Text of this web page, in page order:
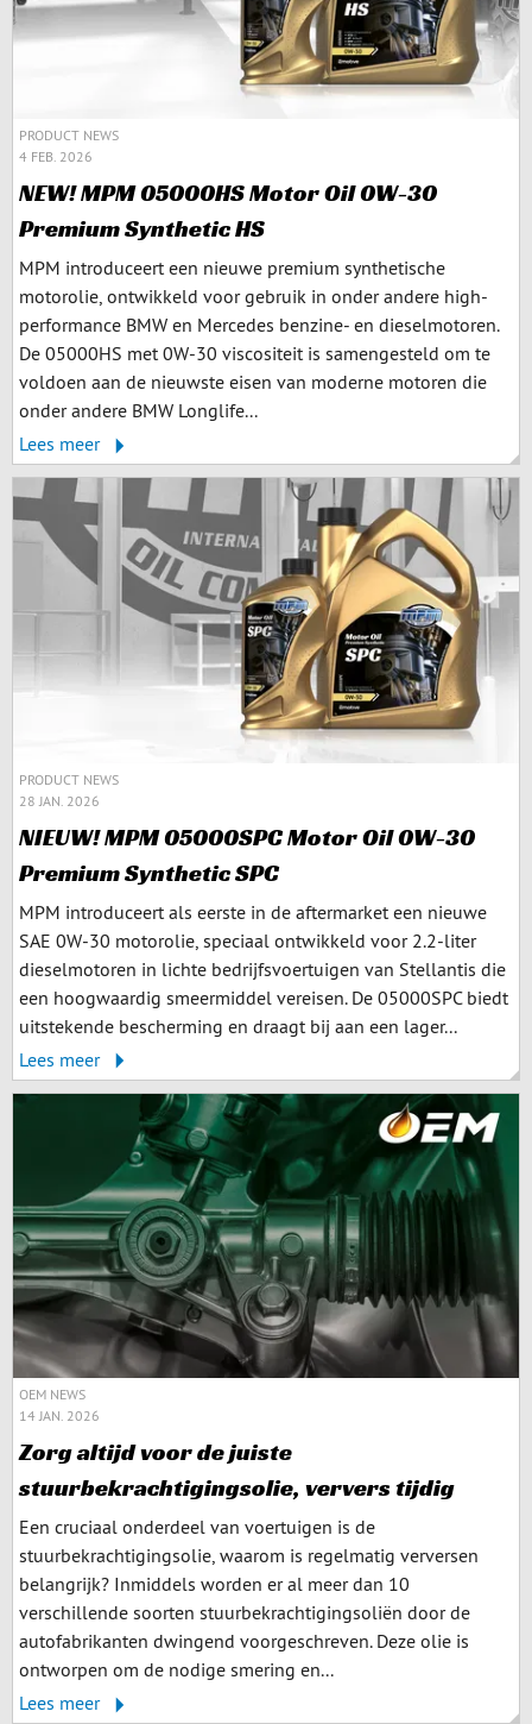
PRODUCT NEWS
4 FEB. 2026
NEW! MPM 05000HS Motor Oil 0W-30
Premium Synthetic HS
MPM introduceert een nieuwe premium synthetische
motorolie, ontwikkeld voor gebruik in onder andere high-
performance BMW en Mercedes benzine- en dieselmotoren.
De 05000HS met 0W-30 viscositeit is samengesteld om te
voldoen aan de nieuwste eisen van moderne motoren die
onder andere BMW Longlife...
Lees meer
PRODUCT NEWS
28 JAN. 2026
NIEUW! MPM 05000SPC Motor Oil 0W-30
Premium Synthetic SPC
MPM introduceert als eerste in de aftermarket een nieuwe
SAE 0W-30 motorolie, speciaal ontwikkeld voor 2.2-liter
dieselmotoren in lichte bedrijfsvoertuigen van Stellantis die
een hoogwaardig smeermiddel vereisen. De 05000SPC biedt
uitstekende bescherming en draagt bij aan een lager...
Lees meer
OEM NEWS
14 JAN. 2026
Zorg altijd voor de juiste
stuurbekrachtigingsolie, ververs tijdig
Een cruciaal onderdeel van voertuigen is de
stuurbekrachtigingsolie, waarom is regelmatig verversen
belangrijk? Inmiddels worden er al meer dan 10
verschillende soorten stuurbekrachtigingsoliën door de
autofabrikanten dwingend voorgeschreven. Deze olie is
ontworpen om de nodige smering en...
Lees meer